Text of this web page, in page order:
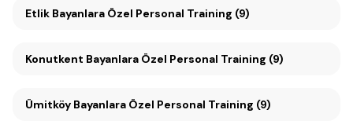
Etlik Bayanlara Özel Personal Training (9)
Konutkent Bayanlara Özel Personal Training (9)
Ümitköy Bayanlara Özel Personal Training (9)